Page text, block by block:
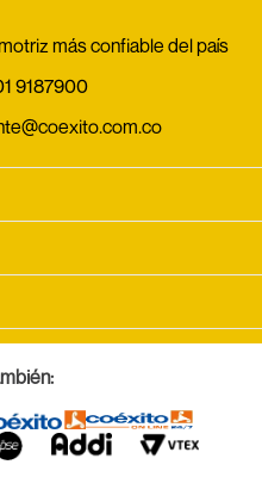
más confiable del país
9187900